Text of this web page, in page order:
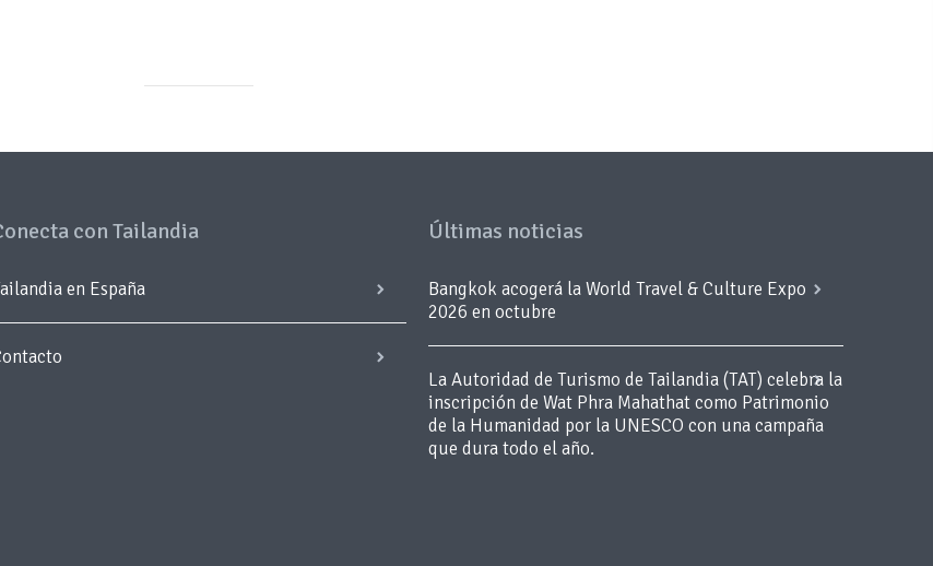
con Tailandia
en España
Últimas noticias
Bangkok acogerá la World Travel & Culture Expo
2026 en octubre
La Autoridad de Turismo de Tailandia (TAT) celebra la
inscripción de Wat Phra Mahathat como Patrimonio
de la Humanidad por la UNESCO con una campaña
que dura todo el año.